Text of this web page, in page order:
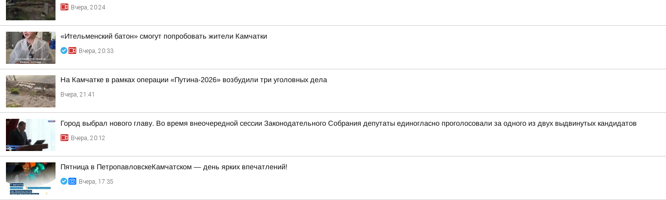
Вчера, 20:24
«Ительменский батон» смогут попробовать жители Камчатки
Вчера, 20:33
На Камчатке в рамках операции «Путина-2026» возбудили три уголовных дела
Вчера, 21:41
Город выбрал нового главу. Во время внеочередной сессии Законодательного Собрания депутаты единогласно проголосовали за одного из двух выдвинутых кандидатов
Вчера, 20:12
Пятница в ПетропавловскеКамчатском — день ярких впечатлений!
Вчера, 17:35